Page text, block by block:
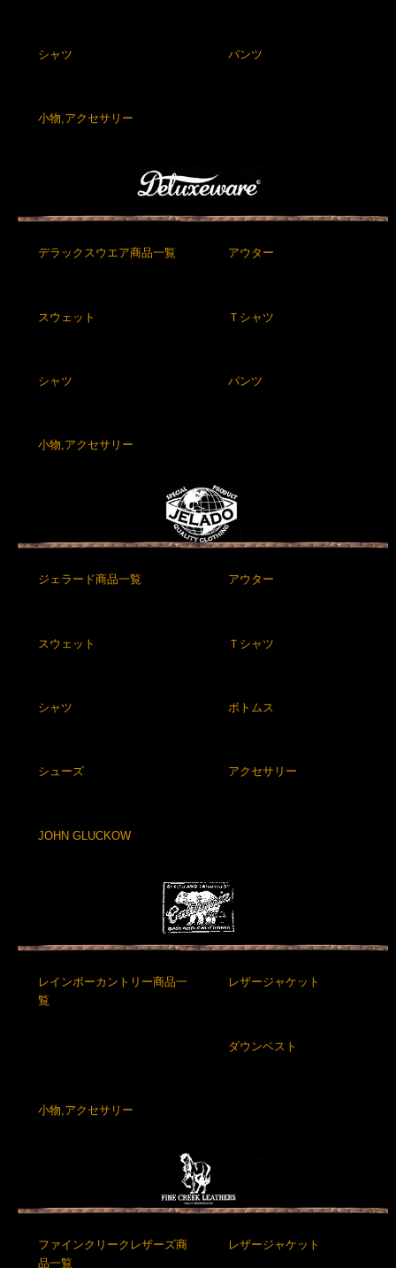
シャツ パンツ
小物,アクセサリー
デラックスウエア商品一覧 アウター
スウェット Ｔシャツ
シャツ パンツ
小物,アクセサリー
ジェラード商品一覧 アウター
スウェット Ｔシャツ
シャツ ボトムス
シューズ アクセサリー
JOHN GLUCKOW
レインボーカントリー商品一
覧
レザージャケット
ダウンベスト
小物,アクセサリー
ファインクリークレザーズ商
品一覧
レザージャケット